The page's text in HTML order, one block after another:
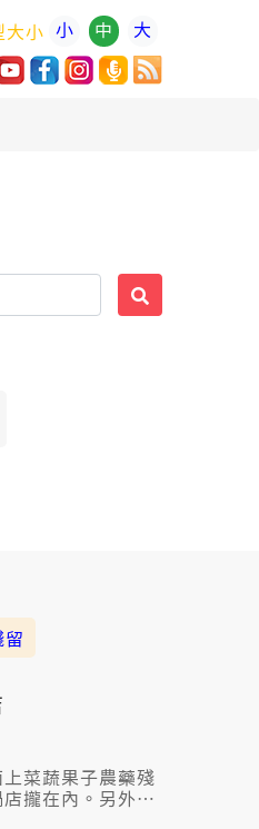
大小 小 中 大
菜蔬果子農藥殘
攏在內。另外也